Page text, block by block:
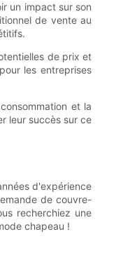
un impact sur son
de vente au
de prix et
les entreprises
et la
leur succès sur ce
d'expérience
de couvre-
recherchiez une
chapeau !